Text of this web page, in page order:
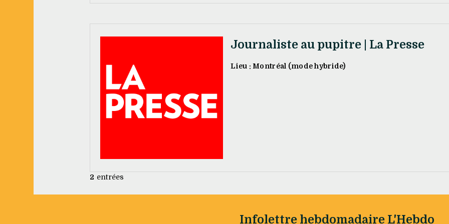
Journaliste au pupitre | La Presse
Lieu : Montréal (mode hybride)
2 entrées
Infolettre hebdomadaire L'Hebdo